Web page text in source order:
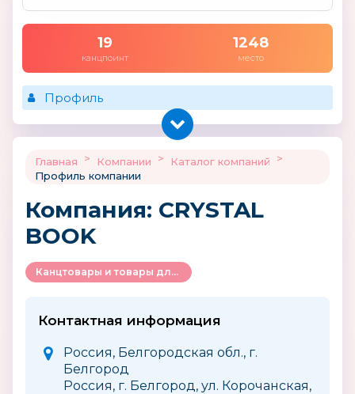
19
канцпоинт
1248
место
Профиль
Главная > Компании > Каталог компаний
>
Профиль компании
Компания: CRYSTAL
BOOK
Канцтовары и товары для творчества
Контактная информация
Россия, Белгородская обл., г.
Белгород
Россия, г. Белгород, ул. Корочанская,